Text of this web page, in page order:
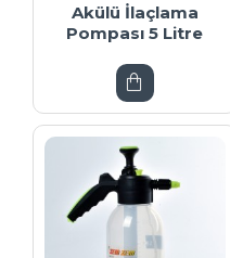
Akülü İlaçlama
Pompası 5 Litre